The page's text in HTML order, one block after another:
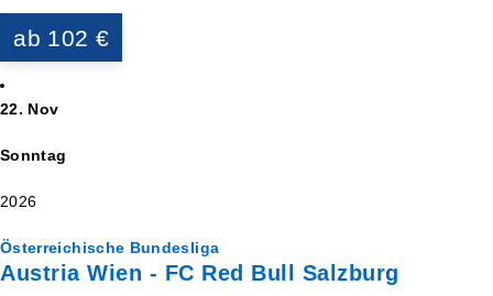
ab 102 €
22. Nov
Sonntag
2026
Österreichische Bundesliga
Austria Wien - FC Red Bull Salzburg